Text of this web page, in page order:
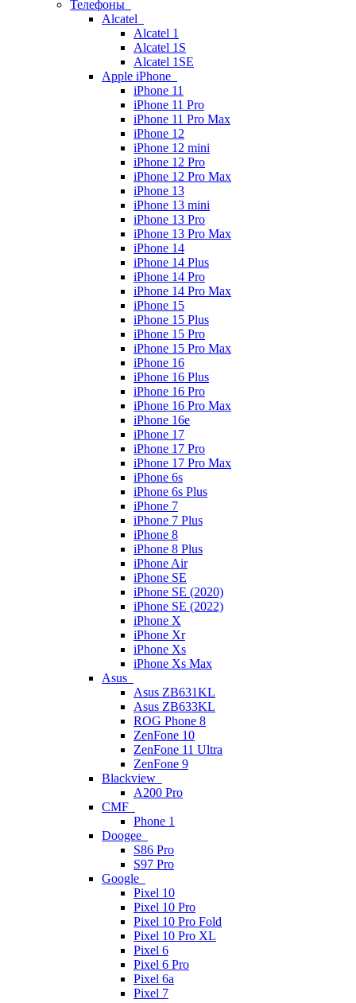
Телефоны
Alcatel
Alcatel 1
Alcatel 1S
Alcatel 1SE
Apple iPhone
iPhone 11
iPhone 11 Pro
iPhone 11 Pro Max
iPhone 12
iPhone 12 mini
iPhone 12 Pro
iPhone 12 Pro Max
iPhone 13
iPhone 13 mini
iPhone 13 Pro
iPhone 13 Pro Max
iPhone 14
iPhone 14 Plus
iPhone 14 Pro
iPhone 14 Pro Max
iPhone 15
iPhone 15 Plus
iPhone 15 Pro
iPhone 15 Pro Max
iPhone 16
iPhone 16 Plus
iPhone 16 Pro
iPhone 16 Pro Max
iPhone 16e
iPhone 17
iPhone 17 Pro
iPhone 17 Pro Max
iPhone 6s
iPhone 6s Plus
iPhone 7
iPhone 7 Plus
iPhone 8
iPhone 8 Plus
iPhone Air
iPhone SE
iPhone SE (2020)
iPhone SE (2022)
iPhone X
iPhone Xr
iPhone Xs
iPhone Xs Max
Asus
Asus ZB631KL
Asus ZB633KL
ROG Phone 8
ZenFone 10
ZenFone 11 Ultra
ZenFone 9
Blackview
A200 Pro
CMF
Phone 1
Doogee
S86 Pro
S97 Pro
Google
Pixel 10
Pixel 10 Pro
Pixel 10 Pro Fold
Pixel 10 Pro XL
Pixel 6
Pixel 6 Pro
Pixel 6a
Pixel 7